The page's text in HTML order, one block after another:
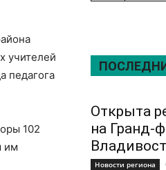
учителей
педагога
102
им
Открыта
на Гранд-
Новости региона